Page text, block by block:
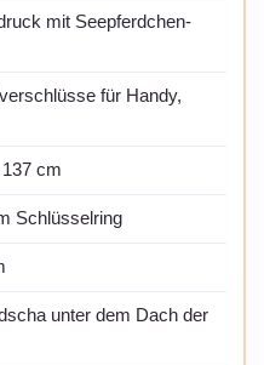
mit Seepferdchen-
für Handy,
cm
Schlüsselring
unter dem Dach der